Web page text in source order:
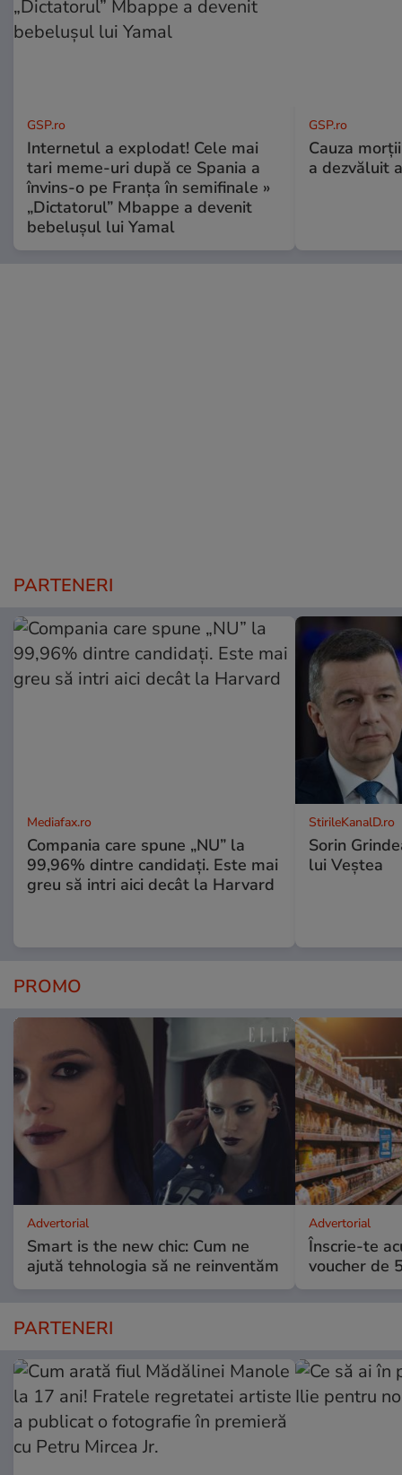
GSP.ro
Internetul a explodat! Cele mai
tari meme-uri după ce Spania a
învins-o pe Franța în semifinale »
„Dictatorul” Mbappe a devenit
bebelușul lui Yamal
GSP.ro
Cauza
a dezvăluit
PARTENERI
Mediafax.ro
Compania care spune „NU” la
99,96% dintre candidați. Este mai
greu să intri aici decât la Harvard
StirileKanalD.ro
Sorin
lui Veștea
PROMO
Advertorial
Smart is the new chic: Cum ne
ajută tehnologia să ne reinventăm
Advertorial
Înscrie-te
voucher de
PARTENERI